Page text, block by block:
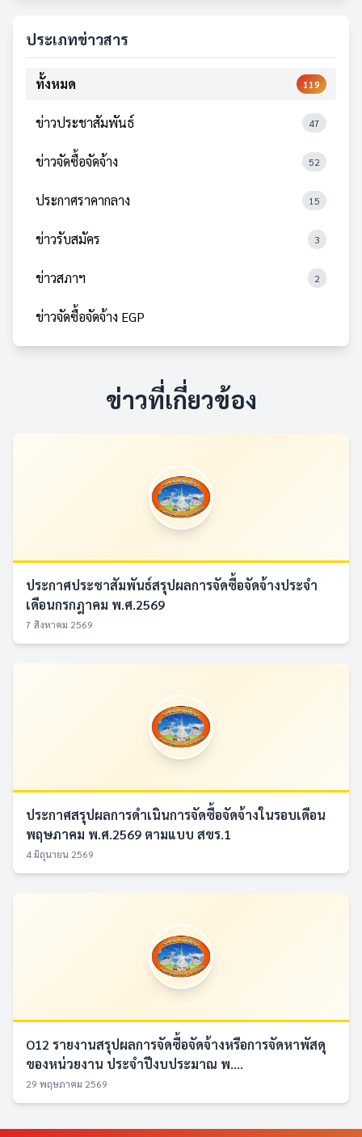
ประเภทข่าวสาร
ทั้งหมด 119
ข่าวประชาสัมพันธ์ 47
ข่าวจัดซื้อจัดจ้าง 52
ประกาศราคากลาง 15
ข่าวรับสมัคร 3
ข่าวสภาฯ 2
ข่าวจัดซื้อจัดจ้าง EGP
ข่าวที่เกี่ยวข้อง
ประกาศประชาสัมพันธ์สรุปผลการจัดซื้อจัดจ้างประจำ
เดือนกรกฎาคม พ.ศ.2569
7 สิงหาคม 2569
ประกาศสรุปผลการดำเนินการจัดซื้อจัดจ้างในรอบเดือน
พฤษภาคม พ.ศ.2569 ตามแบบ สขร.1
4 มิถุนายน 2569
O12 รายงานสรุปผลการจัดซื้อจัดจ้างหรือการจัดหาพัสดุ
ของหน่วยงาน ประจำปีงบประมาณ พ....
29 พฤษภาคม 2569